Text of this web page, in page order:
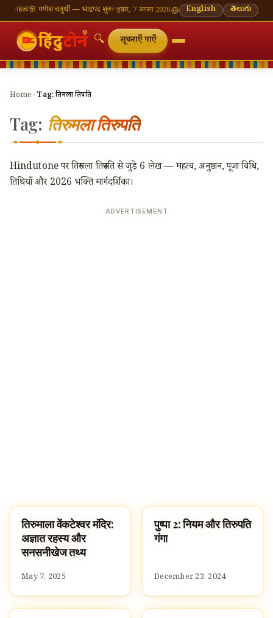
महत्व🌸 गणेश चतुर्थी — भाद्रपद शुक्ल चतुर्थी⛩ काशी विश्वनाथ — आज के दर्शन समय 🔔 नवरात्रि —
शुक्रवार, 7 अगस्त 2026 English తెలుగు
🔍 सूचनाएँ पाएँ
Home › Tag:तिरुमला तिरुपति
Tag: तिरुमला तिरुपति
Hindutone पर तिरुमला तिरुपति से जुड़े 6 लेख — महत्व, अनुष्ठान, पूजा विधि,
तिथियाँ और 2026 भक्ति मार्गदर्शिका।
ADVERTISEMENT
TEMPLES
तिरुमाला वेंकटेश्वर मंदिर:
अज्ञात रहस्य और
सनसनीखेज तथ्य
May 7, 2025
HINDUISM
पुष्पा 2: नियम और तिरुपति
गंगा
December 23, 2024